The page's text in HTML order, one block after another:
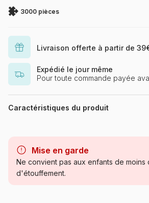
3000 pièces
Livraison offerte à partir de
Expédié le jour même
Pour toute commande payée
Caractéristiques du produit
Catégorie
Mise en garde
Ne convient pas aux enfants de moins
d'étouffement.